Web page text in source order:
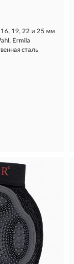
16, 19, 22 и 25 мм
Ermila
сталь